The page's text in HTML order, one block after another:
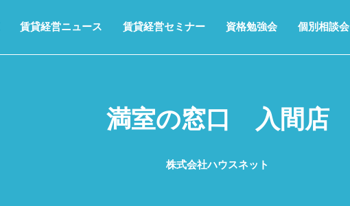
賃貸経営ニュース 賃貸経営セミナー 資格勉強会 個別相談会
満室の窓口 入間店
株式会社ハウスネット